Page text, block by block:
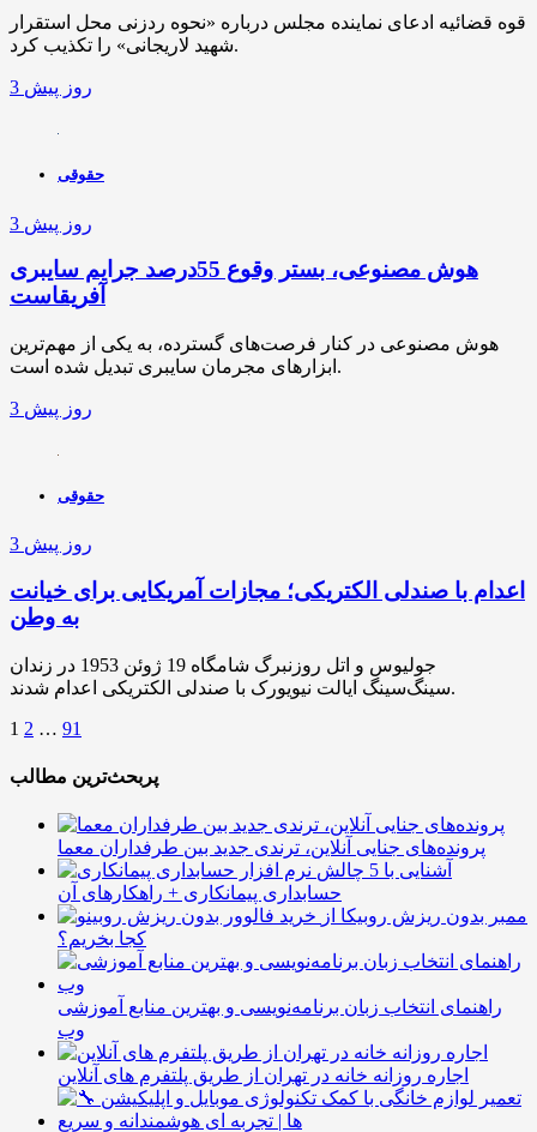
قوه قضائیه ادعای نماینده مجلس درباره «نحوه ردزنی محل استقرار
شهید لاریجانی» را تکذیب کرد.
3 روز پیش
حقوقی
3 روز پیش
هوش مصنوعی، بستر وقوع 55درصد جرایم سایبری
آفریقاست
هوش مصنوعی در کنار فرصت‌های گسترده، به یکی از مهم‌ترین
ابزارهای مجرمان سایبری تبدیل شده است.
3 روز پیش
حقوقی
3 روز پیش
اعدام با صندلی الکتریکی؛ مجازات آمریکایی برای خیانت
به وطن
جولیوس و اتل روزنبرگ شامگاه 19 ژوئن 1953 در زندان
سینگ‌سینگ ایالت نیویورک با صندلی الکتریکی اعدام شدند.
1 2 … 91
پربحث‌ترین مطالب
پرونده‌های جنایی آنلاین، ترندی جدید بین طرفداران معما
آشنایی با 5 چالش
حسابداری پیمانکاری + راهکارهای آن
ممبر بدون ریزش روبیکا از
کجا بخریم؟
راهنمای انتخاب زبان برنامه‌نویسی و بهترین منابع آموزشی
وب
اجاره روزانه خانه در تهران از طریق پلتفرم های آنلاین